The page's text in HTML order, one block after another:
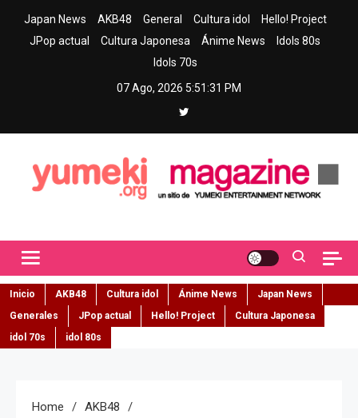
Japan News AKB48 General Cultura idol
Hello! Project
JPop actual
Cultura Japonesa Ánime News
Idols 80s
Idols 70s
07 Ago, 2026 5:51:32 PM
Inicio AKB48 Cultura idol Ánime News
Japan News
Generales
JPop actual Hello! Project
Cultura Japonesa
idol 70s
idol 80s
Home
AKB48